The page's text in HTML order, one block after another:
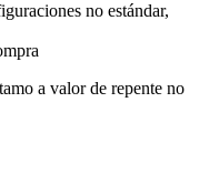
no estándar,
a valor de repente no